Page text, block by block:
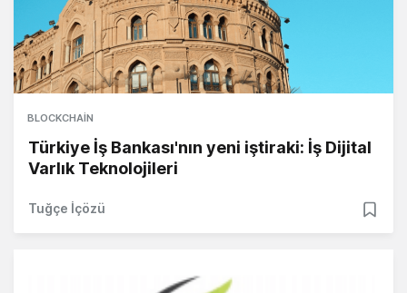
BLOCKCHAIN
Türkiye İş Bankası'nın yeni iştiraki: İş Dijital
Varlık Teknolojileri
Tuğçe İçözü